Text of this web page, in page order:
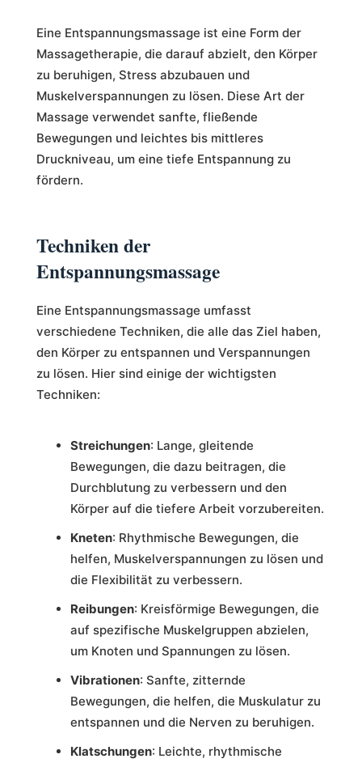
Eine Entspannungsmassage ist eine Form der
Massagetherapie, die darauf abzielt, den Körper
zu beruhigen, Stress abzubauen und
Muskelverspannungen zu lösen. Diese Art der
Massage verwendet sanfte, fließende
Bewegungen und leichtes bis mittleres
Druckniveau, um eine tiefe Entspannung zu
fördern.
Techniken der
Entspannungsmassage
Eine Entspannungsmassage umfasst
verschiedene Techniken, die alle das Ziel haben,
den Körper zu entspannen und Verspannungen
zu lösen. Hier sind einige der wichtigsten
Techniken:
Streichungen: Lange, gleitende
Bewegungen, die dazu beitragen, die
Durchblutung zu verbessern und den
Körper auf die tiefere Arbeit vorzubereiten.
Kneten: Rhythmische Bewegungen, die
helfen, Muskelverspannungen zu lösen und
die Flexibilität zu verbessern.
Reibungen: Kreisförmige Bewegungen, die
auf spezifische Muskelgruppen abzielen,
um Knoten und Spannungen zu lösen.
Vibrationen: Sanfte, zitternde
Bewegungen, die helfen, die Muskulatur zu
entspannen und die Nerven zu beruhigen.
Klatschungen: Leichte, rhythmische